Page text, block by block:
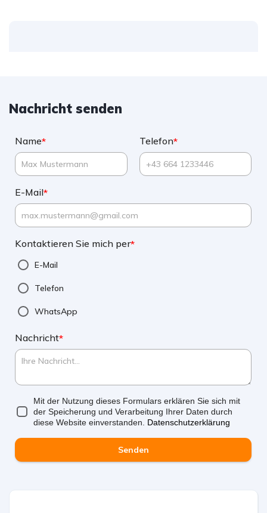
Nachricht senden
Name* Telefon*
E-Mail*
Kontaktieren Sie mich per*
E-Mail
Telefon
WhatsApp
Nachricht*
Mit der Nutzung dieses Formulars erklären Sie sich mit
der Speicherung und Verarbeitung Ihrer Daten durch
diese Website einverstanden. Datenschutzerklärung
Senden